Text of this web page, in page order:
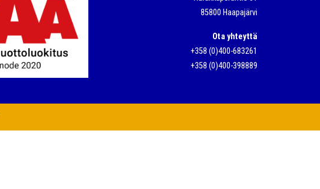
85800 Haapajärvi
Ota yhteyttä
+358 (0)400-683261
+358 (0)400-398889